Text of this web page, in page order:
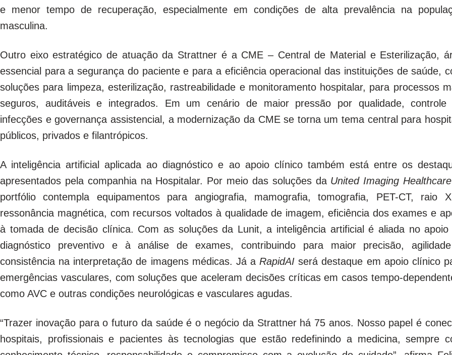
e menor tempo de recuperação, especialmente em condições de alta prevalência na
masculina.
Outro eixo estratégico de atuação da Strattner é a CME – Central de Material e Esterilização,
essencial para a segurança do paciente e para a eficiência operacional das instituições de saúde,
soluções para limpeza, esterilização, rastreabilidade e monitoramento hospitalar, para processos
seguros, auditáveis e integrados. Em um cenário de maior pressão por qualidade, controle
infecções e governança assistencial, a modernização da CME se torna um tema central para
públicos, privados e filantrópicos.
A inteligência artificial aplicada ao diagnóstico e ao apoio clínico também está entre os
apresentados pela companhia na Hospitalar. Por meio das soluções da United Imaging Healthcare
portfólio contempla equipamentos para angiografia, mamografia, tomografia, PET-CT, raio
ressonância magnética, com recursos voltados à qualidade de imagem, eficiência dos exames e
à tomada de decisão clínica. Com as soluções da Lunit, a inteligência artificial é aliada no apoio
diagnóstico preventivo e à análise de exames, contribuindo para maior precisão,
consistência na interpretação de imagens médicas. Já a RapidAI será destaque em apoio clínico
emergências vasculares, com soluções que aceleram decisões críticas em casos tempo-
como AVC e outras condições neurológicas e vasculares agudas.
“Trazer inovação para o futuro da saúde é o negócio da Strattnerhá 75 anos. Nosso papel é
hospitais, profissionais e pacientes às tecnologias que estão redefinindo a medicina, sempre